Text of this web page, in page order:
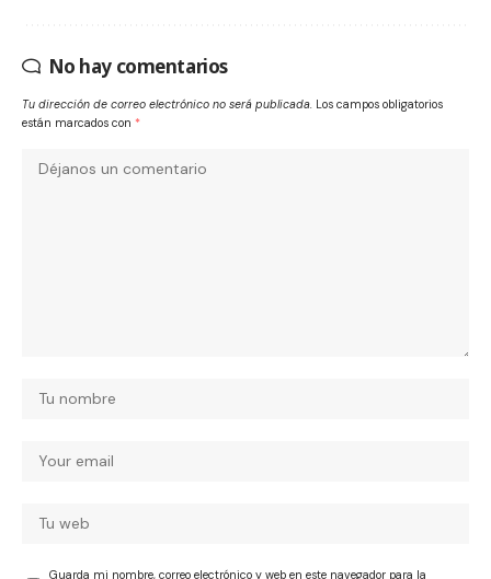
No hay comentarios
Tu dirección de correo electrónico no será publicada. Los campos obligatorios
están marcados con *
Guarda mi nombre, correo electrónico y web en este navegador para la